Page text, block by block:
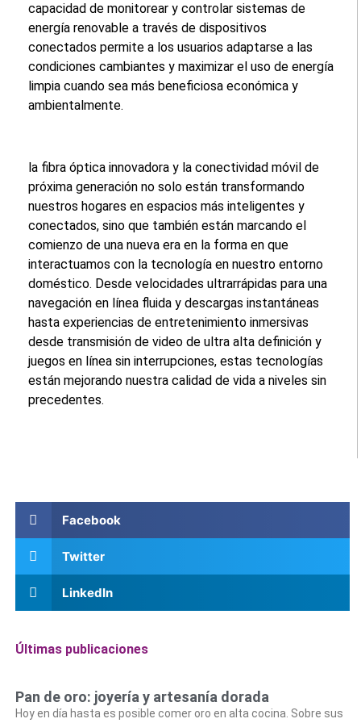
capacidad de monitorear y controlar sistemas de
energía renovable a través de dispositivos
conectados permite a los usuarios adaptarse a las
condiciones cambiantes y maximizar el uso de energía
limpia cuando sea más beneficiosa económica y
ambientalmente.
la fibra óptica innovadora y la conectividad móvil de
próxima generación no solo están transformando
nuestros hogares en espacios más inteligentes y
conectados, sino que también están marcando el
comienzo de una nueva era en la forma en que
interactuamos con la tecnología en nuestro entorno
doméstico. Desde velocidades ultrarrápidas para una
navegación en línea fluida y descargas instantáneas
hasta experiencias de entretenimiento inmersivas
desde transmisión de video de ultra alta definición y
juegos en línea sin interrupciones, estas tecnologías
están mejorando nuestra calidad de vida a niveles sin
precedentes.
Facebook
Twitter
LinkedIn
Últimas publicaciones
Pan de oro: joyería y artesanía dorada
Hoy en día hasta es posible comer oro en alta cocina. Sobre sus